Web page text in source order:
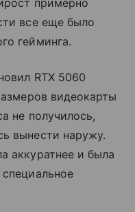
примерно
все еще было
гейминга.
RTX 5060
видеокарты
не получилось,
вынести наружу.
аккуратнее и была